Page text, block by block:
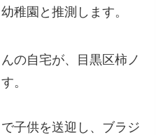
稚園と推測します。
の自宅が、目黒区柿ノ
。
子供を送迎し、ブラジ